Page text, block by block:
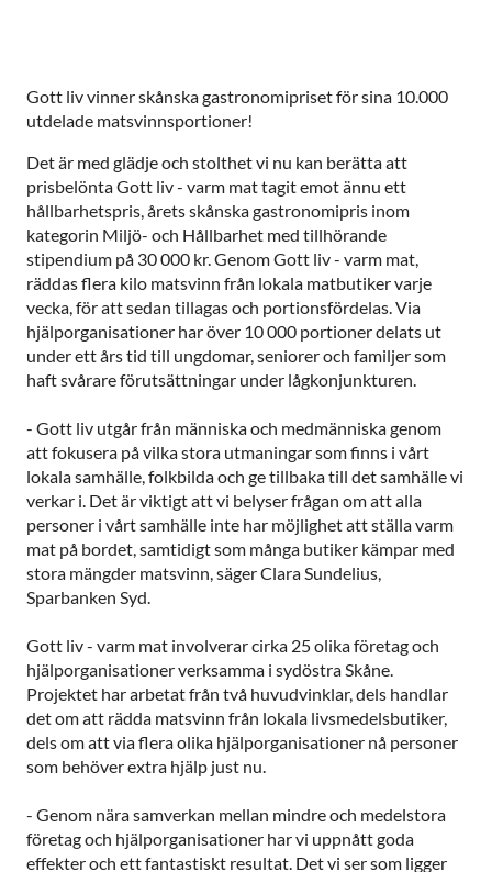
Gott liv vinner skånska gastronomipriset för sina 10.000
utdelade matsvinnsportioner!
Det är med glädje och stolthet vi nu kan berätta att
prisbelönta Gott liv - varm mat tagit emot ännu ett
hållbarhetspris, årets skånska gastronomipris inom
kategorin Miljö- och Hållbarhet med tillhörande
stipendium på 30 000 kr. Genom Gott liv - varm mat,
räddas flera kilo matsvinn från lokala matbutiker varje
vecka, för att sedan tillagas och portionsfördelas. Via
hjälporganisationer har över 10 000 portioner delats ut
under ett års tid till ungdomar, seniorer och familjer som
haft svårare förutsättningar under lågkonjunkturen.
- Gott liv utgår från människa och medmänniska genom
att fokusera på vilka stora utmaningar som finns i vårt
lokala samhälle, folkbilda och ge tillbaka till det samhälle vi
verkar i. Det är viktigt att vi belyser frågan om att alla
personer i vårt samhälle inte har möjlighet att ställa varm
mat på bordet, samtidigt som många butiker kämpar med
stora mängder matsvinn, säger Clara Sundelius,
Sparbanken Syd.
Gott liv - varm mat involverar cirka 25 olika företag och
hjälporganisationer verksamma i sydöstra Skåne.
Projektet har arbetat från två huvudvinklar, dels handlar
det om att rädda matsvinn från lokala livsmedelsbutiker,
dels om att via flera olika hjälporganisationer nå personer
som behöver extra hjälp just nu.
- Genom nära samverkan mellan mindre och medelstora
företag och hjälporganisationer har vi uppnått goda
effekter och ett fantastiskt resultat. Det vi ser som ligger